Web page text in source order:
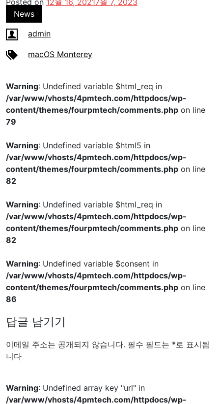
변환된 각 파일의 이름은 파일 확장자를 제외하고 동일하게
유지됩니다. Finder(데스크톱 대신)에서 단일 대화 상자를
실행하면 바로 파일 이름을 바꿀 수 있는 옵션이 제공됩니
다. 둘 이상을 수행하면 대신 모든 파일이 선택됩니다.
Google WebP 파일과 같은 다른 유형의 파일을 JPEG,
PNG 또는 HEIF로 변환할 수도 있지만 PDF 파일은 변환하
지 않습니다.
여러 파일 형식 및 일괄 변환으로 작업하는 것 외에도 여러
식의 이미지 그룹을 하나의 형식 유형으로 변환할 수 있습니
다.
Convert Image는 HEIF 이미지가 보다 보편화될 때까지
macOS의 훌륭한 추가 기능입니다.
Posted on12월 16, 20217월 7, 2023
News
admin
macOS Monterey
Warning
: Undefined variable $html_req in
/var/www/vhosts/4pmtech.com/httpdocs/wp-
79
/var/www/vhosts/4pmtech.com/httpdocs/wp-
content/themes/fourpmtech/comments.phpon line